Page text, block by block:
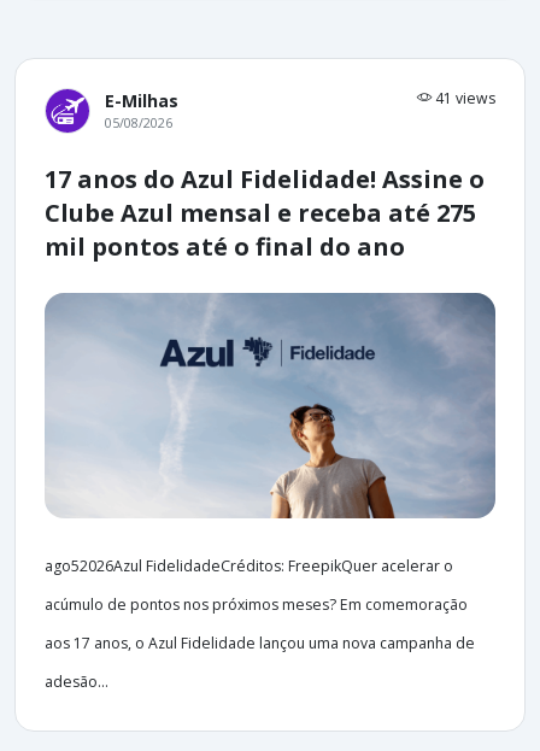
E-Milhas 41 views
05/08/2026
17 anos do Azul Fidelidade! Assine o
Clube Azul mensal e receba até 275
mil pontos até o final do ano
ago52026Azul FidelidadeCréditos: FreepikQuer acelerar o
acúmulo de pontos nos próximos meses? Em comemoração
aos 17 anos, o Azul Fidelidade lançou uma nova campanha de
adesão...